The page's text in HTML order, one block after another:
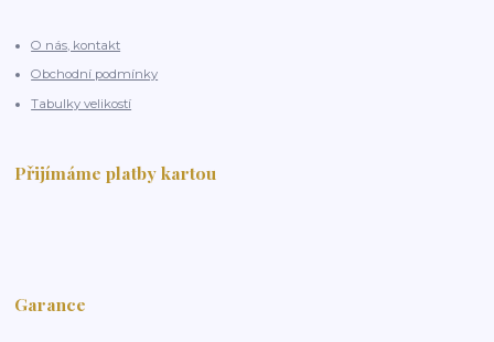
O nás, kontakt
Obchodní podmínky
Tabulky velikostí
Přijímáme platby kartou
Garance